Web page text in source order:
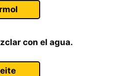
con el agua.